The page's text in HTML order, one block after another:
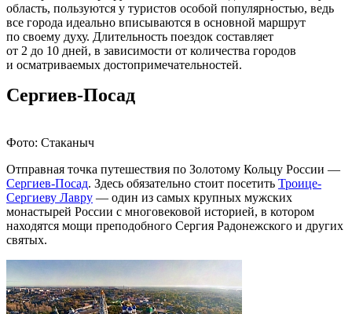
область, пользуются у туристов особой популярностью, ведь
все города идеально вписываются в основной маршрут
по своему духу. Длительность поездок составляет
от 2 до 10 дней, в зависимости от количества городов
и осматриваемых достопримечательностей.
Сергиев-Посад
Фото: Стаканыч
Отправная точка путешествия по Золотому Кольцу России —
Сергиев-Посад. Здесь обязательно стоит посетить Троице-
Сергиеву Лавру — один из самых крупных мужских
монастырей России с многовековой историей, в котором
находятся мощи преподобного Сергия Радонежского и других
святых.